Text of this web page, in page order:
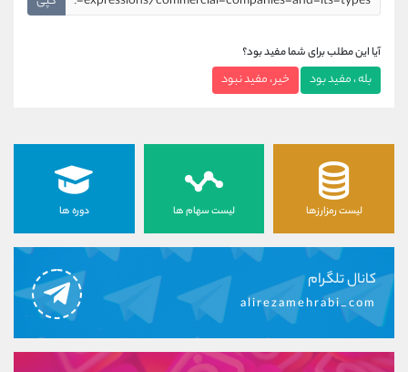
آیا این مطلب برای شما مفید بود؟
بله ، مفید بود خیر ، مفید نبود
لیست رمزارزها لیست سهام ها دوره ها
کانال تلگرام
alirezamehrabi_com